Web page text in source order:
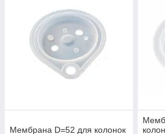
Мембрана D=52 для колонок